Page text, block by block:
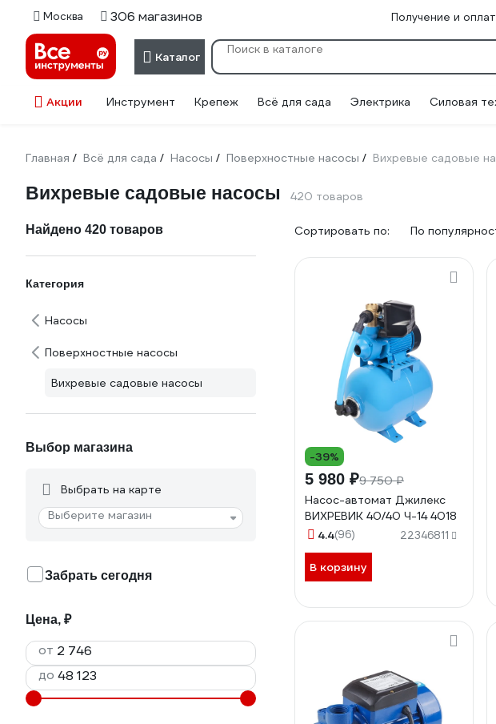
Москва 306 магазинов Получение и
Каталог
Акции Инструмент Крепеж Всё для сада Электрика Силовая
Главная / Всё для сада / Насосы / Поверхностные насосы / Вихревые садовые
Вихревые садовые насосы 420 товаров
Найдено 420 товаров
Категория
Насосы
Поверхностные насосы
Вихревые садовые насосы
Выбор магазина
Выбрать на карте
Выберите магазин
Забрать сегодня
Цена, ₽
от
до
Сортировать по: По
-39%
5 980 ₽9 750 ₽
Насос-автомат Джилекс
ВИХРЕВИК 40/40 Ч-14 4018
4.4(96) 22346811
В корзину